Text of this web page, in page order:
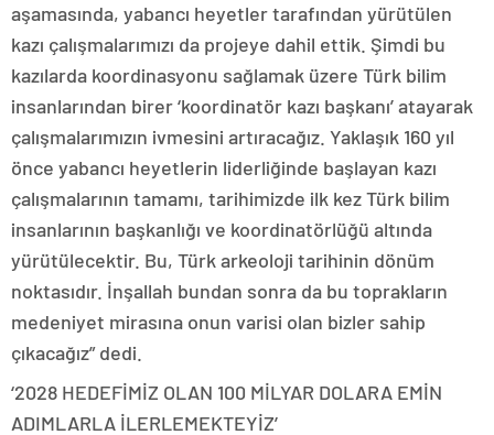
aşamasında, yabancı heyetler tarafından yürütülen
kazı çalışmalarımızı da projeye dahil ettik. Şimdi bu
kazılarda koordinasyonu sağlamak üzere Türk bilim
insanlarından birer ‘koordinatör kazı başkanı’ atayarak
çalışmalarımızın ivmesini artıracağız. Yaklaşık 160 yıl
önce yabancı heyetlerin liderliğinde başlayan kazı
çalışmalarının tamamı, tarihimizde ilk kez Türk bilim
insanlarının başkanlığı ve koordinatörlüğü altında
yürütülecektir. Bu, Türk arkeoloji tarihinin dönüm
noktasıdır. İnşallah bundan sonra da bu toprakların
medeniyet mirasına onun varisi olan bizler sahip
çıkacağız” dedi.
‘2028 HEDEFİMİZ OLAN 100 MİLYAR DOLARA EMİN
ADIMLARLA İLERLEMEKTEYİZ’